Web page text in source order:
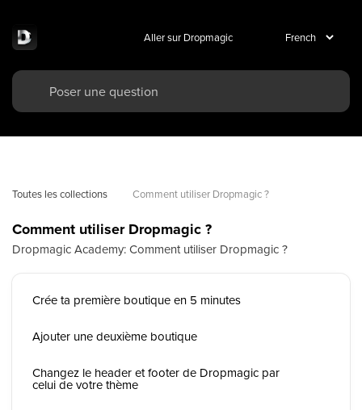
Aller sur Dropmagic
Toutes les collections Comment utiliser Dropmagic ?
Comment utiliser Dropmagic ?
Dropmagic Academy: Comment utiliser Dropmagic ?
Crée ta première boutique en 5 minutes
Ajouter une deuxième boutique
Changez le header et footer de Dropmagic par
celui de votre thème